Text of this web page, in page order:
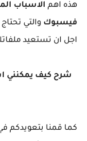
هذه اهم الاسباب
فيسبوك والتي
اجل ان تستعيد
شرح كيف يمكنني
كما قمنا بتعويدكم